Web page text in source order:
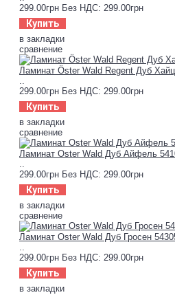
299.00грн Без НДС: 299.00грн
Купить
в закладки
сравнение
Ламинат Öster Wald Regent Дуб
299.00грн Без НДС: 299.00грн
Купить
в закладки
сравнение
Ламинат Oster Wald Дуб Айфель
299.00грн Без НДС: 299.00грн
Купить
в закладки
сравнение
Ламинат Oster Wald Дуб Гросен
299.00грн Без НДС: 299.00грн
Купить
в закладки